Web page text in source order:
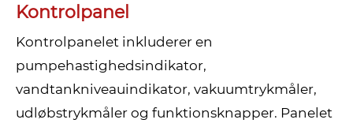
Kontrolpanel
Kontrolpanelet inkluderer en
pumpehastighedsindikator,
vandtankniveauindikator, vakuumtrykmåler,
udløbstrykmåler og funktionsknapper. Panelet